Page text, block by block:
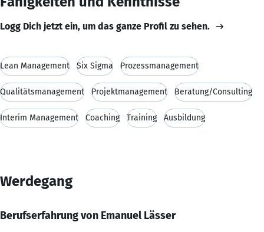
Logg Dich jetzt ein, um das ganze Profil zu sehen.
Lean Management Six Sigma Prozessmanagement
Qualitätsmanagement Projektmanagement Beratung/Consulting
Interim Management Coaching Training Ausbildung
Werdegang
Berufserfahrung von Emanuel Lässer